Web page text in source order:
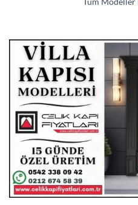
Tüm Modeller